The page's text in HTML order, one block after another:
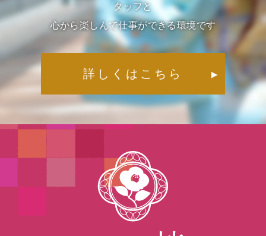
タッフと
心から楽しんで仕事ができる環境です
詳しくはこちら ▶︎